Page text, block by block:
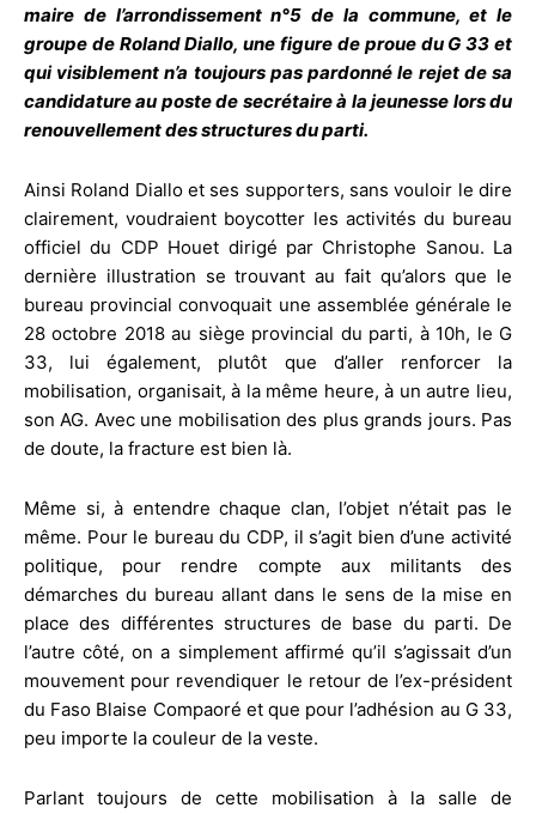
maire de l’arrondissement n°5 de la commune, et le
groupe de Roland Diallo, une figure de proue du G 33 et
qui visiblement n’a toujours pas pardonné le rejet de sa
candidature au poste de secrétaire à la jeunesse lors du
renouvellement des structures du parti.
Ainsi Roland Diallo et ses supporters, sans vouloir le dire
clairement, voudraient boycotter les activités du bureau
officiel du CDP Houet dirigé par Christophe Sanou. La
dernière illustration se trouvant au fait qu’alors que le
bureau provincial convoquait une assemblée générale le
28 octobre 2018 au siège provincial du parti, à 10h, le G
33, lui également, plutôt que d’aller renforcer la
mobilisation, organisait, à la même heure, à un autre lieu,
son AG. Avec une mobilisation des plus grands jours. Pas
de doute, la fracture est bien là.
Même si, à entendre chaque clan, l’objet n’était pas le
même. Pour le bureau du CDP, il s’agit bien d’une activité
politique, pour rendre compte aux militants des
démarches du bureau allant dans le sens de la mise en
place des différentes structures de base du parti. De
l’autre côté, on a simplement affirmé qu’il s’agissait d’un
mouvement pour revendiquer le retour de l’ex-président
du Faso Blaise Compaoré et que pour l’adhésion au G 33,
peu importe la couleur de la veste.
Parlant toujours de cette mobilisation à la salle de